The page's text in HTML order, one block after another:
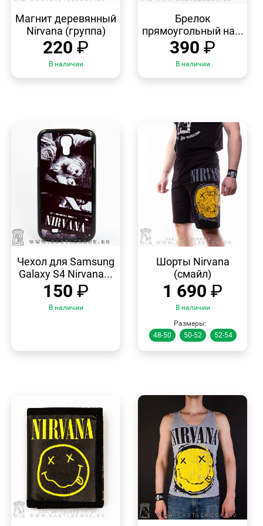
Магнит деревянный
Nirvana (группа)
220 ₽
В наличии
Брелок
прямоугольный на...
390 ₽
В наличии
ПРОСМОТР
Чехол для Samsung
Galaxy S4 Nirvana...
150 ₽
В наличии
ПРОСМОТР
Шорты Nirvana
(смайл)
1 690 ₽
В наличии
Размеры:
48-50
50-52 52-54